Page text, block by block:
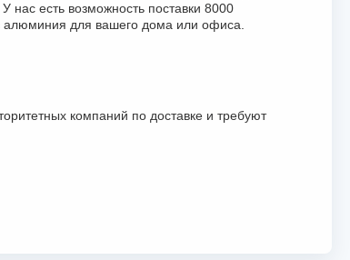
нас есть возможность поставки 8000
алюминия для вашего дома или офиса.
компаний по доставке и требуют